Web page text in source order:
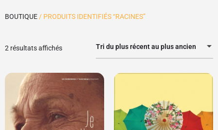
BOUTIQUE / PRODUITS IDENTIFIÉS “RACINES”
2 résultats affichés Tri du plus récent au plus ancien